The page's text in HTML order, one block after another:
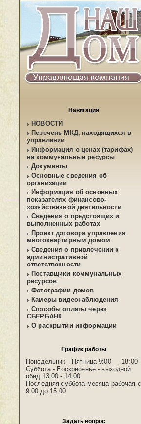
Навигация
НОВОСТИ
Перечень МКД, находящихся в
управлении
Информация о ценах (тарифах)
на коммунальные ресурсы
Документы
Основные сведения об
организации
Информация об основных
показателях финансово-
хозяйственной деятельности
Сведения о предстоящих и
выполненных работах
Проект договора управления
многоквартирным домом
Сведения о привлечении к
административной
ответственности
Поставщики коммунальных
ресурсов
Фотографии домов
Камеры видеонаблюдения
Способы оплаты через
СБЕРБАНК
О раскрытии информации
График работы
Понедельник - Пятница 9:00 — 18:00
Суббота - Воскресенье - выходной
обед 13:00 - 14:00
Последняя суббота месяца рабочая с
9.00 до 15.00
Задать вопрос